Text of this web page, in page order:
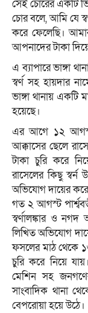
সেই চোরের একটি
চোর বলে, আমি যে
করে ফেলেছি।
আপনাদের টাকা
এ ব্যাপারে ভাঙ্গা
স্বর্ণ সহ হায়দার
ভাঙ্গা থানায়
হয়েছে।
এর আগে ১২ আগস্ট
আক্কাসের ছেলে
টাকা চুরি করে
রাসেলের কিছু স্বর্ন
অভিযোগ দায়ের
গত ২ আগস্ট
স্বর্ণালঙ্কার ও
লিখিত অভিযোগ
ফসলের মাঠ থেকে
চুরি করে নিয়ে
মেশিন সহ
সাংবাদিক থানা
বেপরোয়া হয়ে উঠে।